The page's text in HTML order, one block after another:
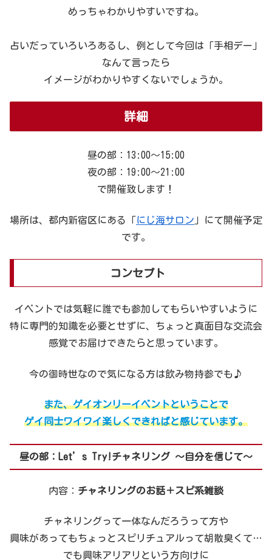
めっちゃわかりやすいですね。
占いだっていろいろあるし、例として今回は「手相デー」
なんて言ったら
イメージがわかりやすくないでしょうか。
詳細
昼の部：13:00～15:00
夜の部：19:00～21:00
で開催致します！
場所は、都内新宿区にある「にじ海サロン 」にて開催予定
です。
コンセプト
イベントでは気軽に誰でも参加してもらいやすいように
特に専門的知識を必要とせずに、ちょっと真面目な交流会
感覚でお届けできたらと思っています。
今の御時世なので気になる方は飲み物持参でも♪
また、ゲイオンリーイベントということで
ゲイ同士ワイワイ楽しくできればと感じています。
昼の部：Let’s Try!チャネリング ～自分を信じて～
内容： チャネリングのお話＋スピ系雑談
チャネリングって一体なんだろうって方や
興味があってもちょっとスピリチュアルって胡散臭くて…
でも興味アリアリという方向けに